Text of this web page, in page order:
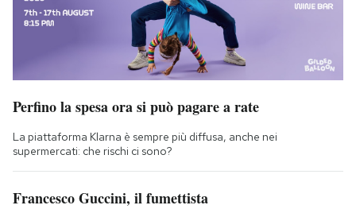
Perfino la spesa ora si può pagare a rate
La piattaforma Klarna è sempre più diffusa, anche nei
supermercati: che rischi ci sono?
Francesco Guccini, il fumettista